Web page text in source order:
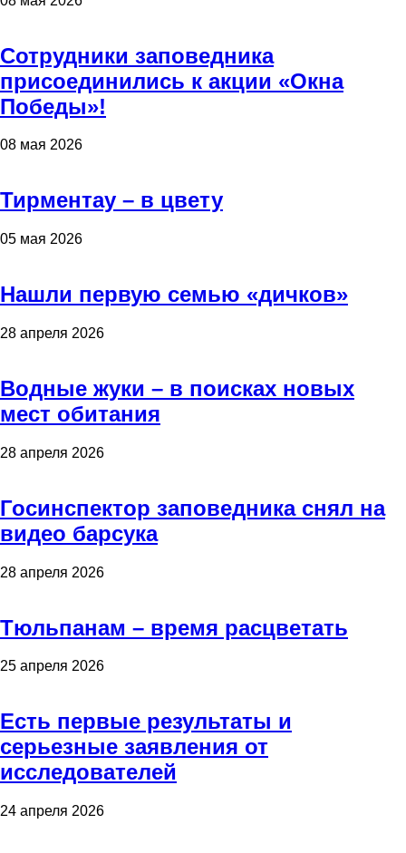
Сотрудники заповедника
присоединились к акции «Окна
Победы»!
08 мая 2026
Тирментау – в цвету
05 мая 2026
Нашли первую семью «дичков»
28 апреля 2026
Водные жуки – в поисках новых
мест обитания
28 апреля 2026
Госинспектор заповедника снял на
видео барсука
28 апреля 2026
Тюльпанам – время расцветать
25 апреля 2026
Есть первые результаты и
серьезные заявления от
исследователей
24 апреля 2026